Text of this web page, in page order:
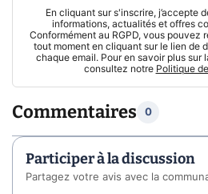
En cliquant sur s'inscrire, j’accepte
informations, actualités et offres
Conformément au RGPD, vous pouvez
tout moment en cliquant sur le lien de
chaque email. Pour en savoir plus sur
consultez notre Politique
Commentaires 0
Participer à la discussion
Partagez votre avis avec la